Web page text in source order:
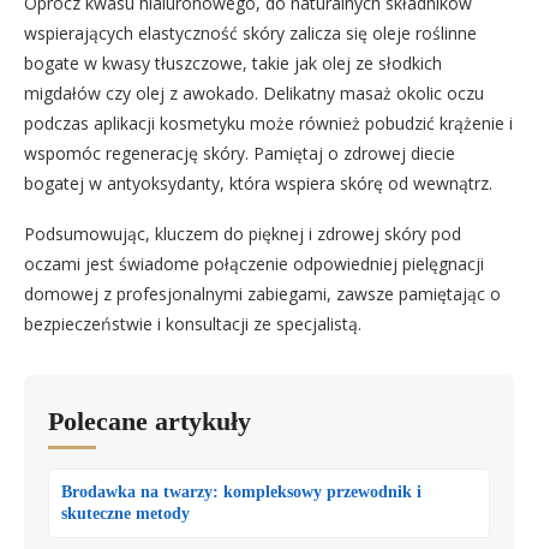
wspierających elastyczność skóry zalicza się oleje roślinne
bogate w kwasy tłuszczowe, takie jak olej ze słodkich
migdałów czy olej z awokado. Delikatny masaż okolic oczu
podczas aplikacji kosmetyku może również pobudzić krążenie i
wspomóc regenerację skóry. Pamiętaj o zdrowej diecie
bogatej w antyoksydanty, która wspiera skórę od wewnątrz.
Podsumowując, kluczem do pięknej i zdrowej skóry pod
oczami jest świadome połączenie odpowiedniej pielęgnacji
domowej z profesjonalnymi zabiegami, zawsze pamiętając o
bezpieczeństwie i konsultacji ze specjalistą.
Polecane artykuły
Brodawka na twarzy: kompleksowy przewodnik i
skuteczne metody